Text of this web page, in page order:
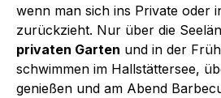
wenn man sich ins Private oder
zurückzieht. Nur über die
privaten Garten und in der
schwimmen im Hallstättersee,
genießen und am Abend